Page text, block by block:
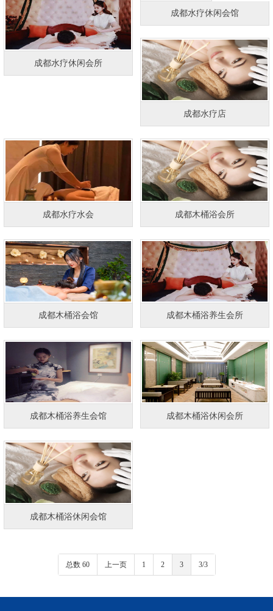
成都水疗休闲会所
成都水疗休闲会馆
成都水疗店
成都水疗水会 成都木桶浴会所
成都木桶浴会馆 成都木桶浴养生会所
成都木桶浴养生会馆 成都木桶浴休闲会所
成都木桶浴休闲会馆
总数 60 上一页 1 2 3 3/3